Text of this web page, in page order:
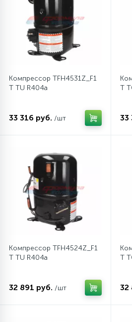
Электронные модули
Компрессор TFH4531Z_F1
T TU R404a
33 316 руб. /шт
T
33
Компрессор TFH4524Z_F1
T TU R404a
32 891 руб. /шт
T
32